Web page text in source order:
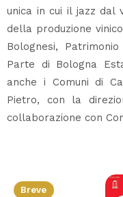
unica in cui il jazz dal
della produzione
Bolognesi,
Parte di Bologna
anche i Comuni di
Pietro, con la
collaborazione con
Breve